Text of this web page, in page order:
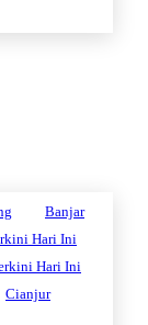
Banjar
Hari Ini
Hari Ini
Cianjur